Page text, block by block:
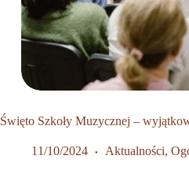
Święto Szkoły Muzycznej –
11/10/2024 Aktualności,